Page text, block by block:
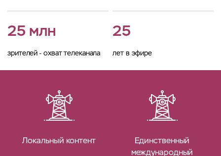
25 млн
зрителей - охват телеканала
25
лет в эфире
Локальный контент
Единственный
международный